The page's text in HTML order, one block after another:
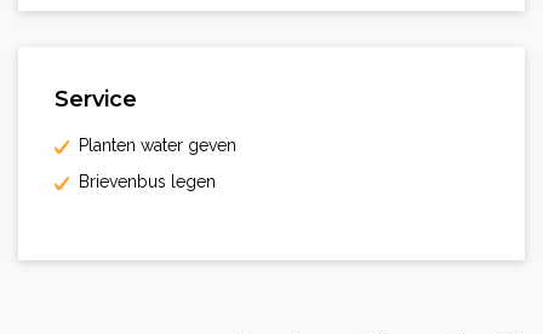
Service
Planten water geven
Brievenbus legen